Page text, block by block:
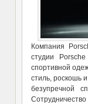
Компания
студии
спортивной
стиль, роскошь
безупречной